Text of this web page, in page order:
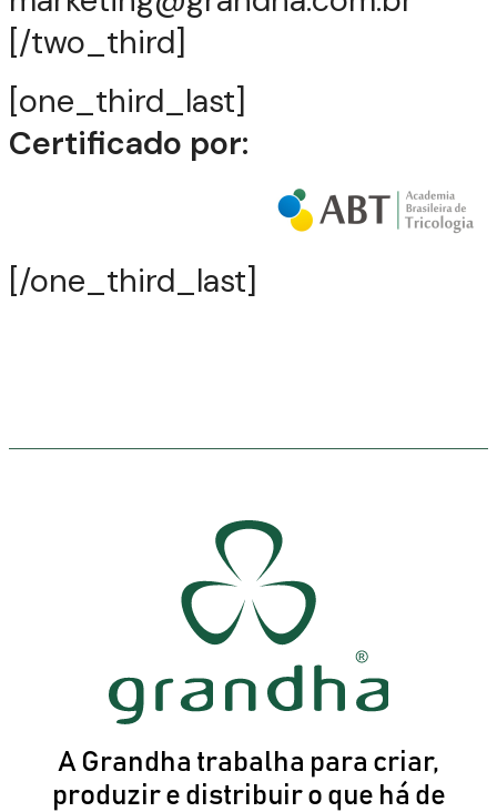
[/two_third]
[one_third_last]
Certificado por:
[/one_third_last]
A Grandha trabalha para criar,
produzir e distribuir o que há de